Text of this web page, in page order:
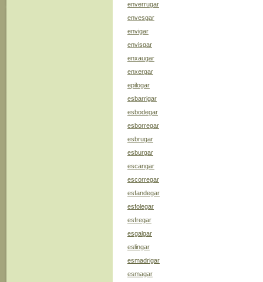
enverrugar
envesgar
envigar
envisgar
enxaugar
enxergar
epilogar
esbarrigar
esbodegar
esborregar
esbrugar
esburgar
escangar
escorregar
esfandegar
esfolegar
esfregar
esgalgar
eslingar
esmadrigar
esmagar